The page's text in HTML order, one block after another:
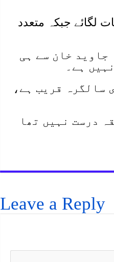
لگائے جبکہ متعدد
جاوید خان سے ہی
ہے۔
سالگرہ قریب ہے،
درست نہیں تھا
Leave a Reply